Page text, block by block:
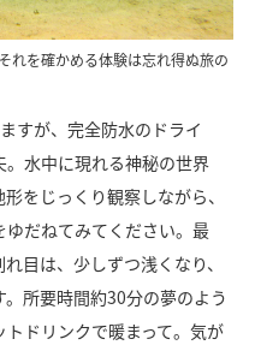
れを確かめる体験は忘れ得ぬ旅の
すが、完全防水のドライ
水中に現れる神秘の世界
をじっくり観察しながら、
だねてみてください。最
目は、少しずつ浅くなり、
所要時間約30分の夢のよう
ドリンクで暖まって。気が